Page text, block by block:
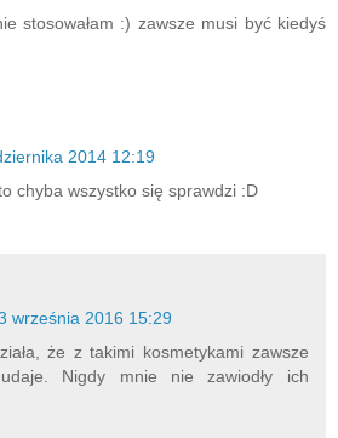
stosowałam :) zawsze musi być kiedyś
2014 12:19
chyba wszystko się sprawdzi :D
września 2016 15:29
że z takimi kosmetykami zawsze
Nigdy mnie nie zawiodły ich